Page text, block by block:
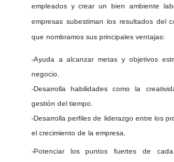
empleados y crear un bien ambiente
empresas subestiman los resultados del
que nombramos sus principales ventajas:
-Ayuda a alcanzar metas y objetivos
negocio.
-Desarrolla habilidades como la
gestión del tiempo.
-Desarrolla perfiles de liderazgo entre los
el crecimiento de la empresa.
-Potenciar los puntos fuertes de